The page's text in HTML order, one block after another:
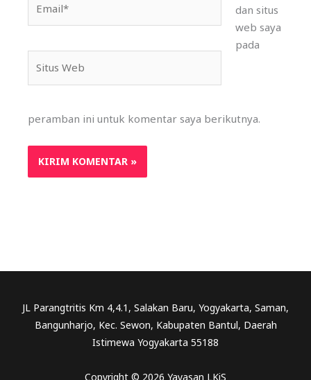
Web
dan situs
web saya
pada
peramban ini untuk komentar saya berikutnya.
JL Parangtritis Km 4,4.1, Salakan Baru, Yogyakarta, Saman,
Bangunharjo, Kec. Sewon, Kabupaten Bantul, Daerah
Istimewa Yogyakarta 55188
Copyright © 2026 Yayasan LKiS